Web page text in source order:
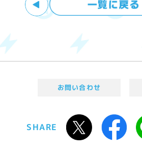
お問い合わせ
SHARE